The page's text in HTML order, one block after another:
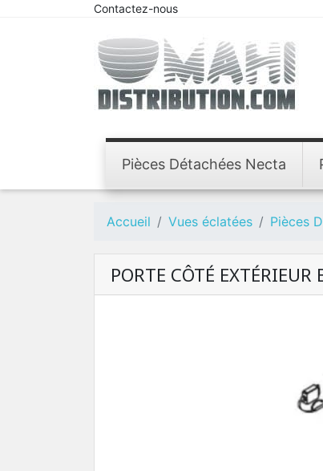
Contactez-nous
Pièces Détachées Necta
Accueil Vues éclatées Pièces
PORTE CÔTÉ